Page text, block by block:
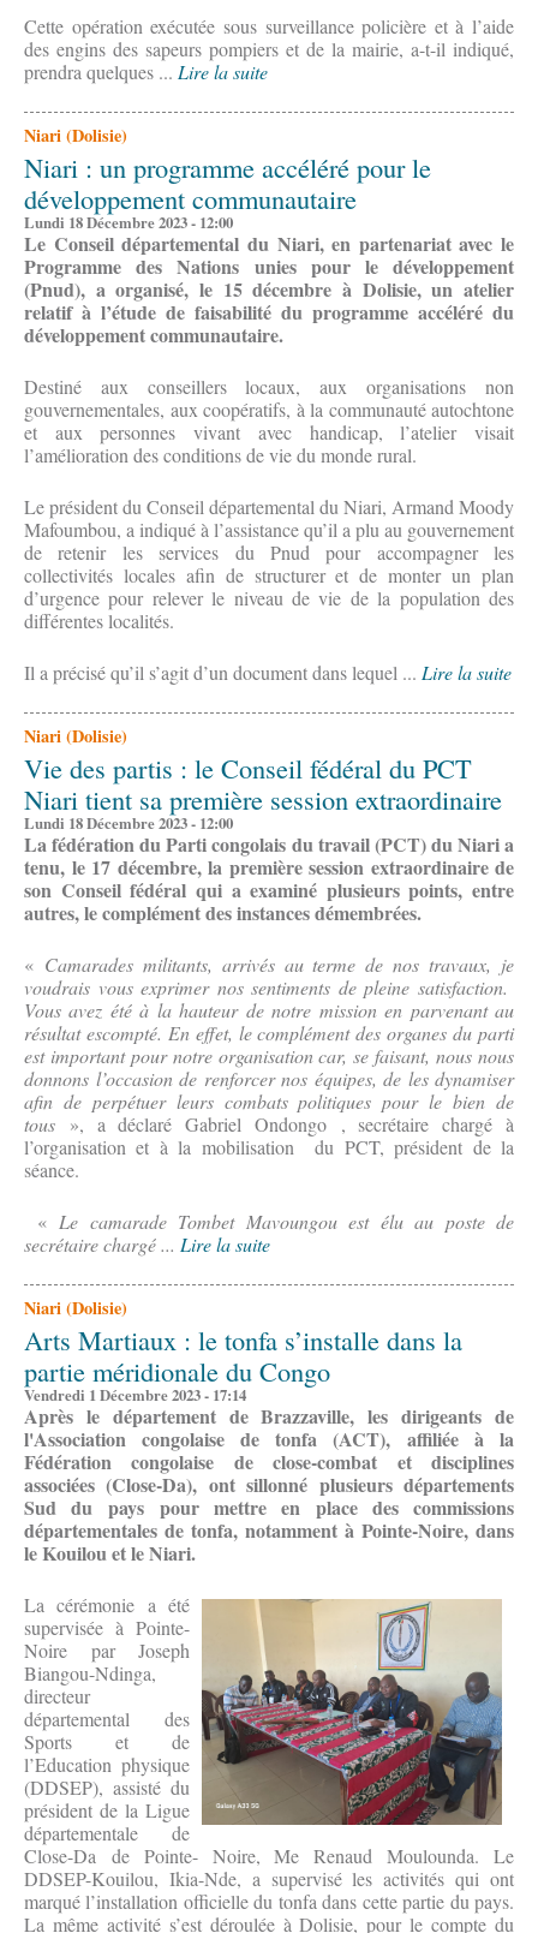
Cette opération exécutée sous surveillance policière et à l’aide
des engins des sapeurs pompiers et de la mairie, a-t-il indiqué,
prendra quelques ... Lire la suite
Niari (Dolisie)
Niari : un programme accéléré pour le
développement communautaire
Lundi 18 Décembre 2023 - 12:00
Le Conseil départemental du Niari, en partenariat avec le
Programme des Nations unies pour le développement
(Pnud), a organisé, le 15 décembre à Dolisie, un atelier
relatif à l’étude de faisabilité du programme accéléré du
développement communautaire.
Destiné aux conseillers locaux, aux organisations non
gouvernementales, aux coopératifs, à la communauté autochtone
et aux personnes vivant avec handicap, l’atelier visait
l’amélioration des conditions de vie du monde rural.
Le président du Conseil départemental du Niari, Armand Moody
Mafoumbou, a indiqué à l’assistance qu’il a plu au gouvernement
de retenir les services du Pnud pour accompagner les
collectivités locales afin de structurer et de monter un plan
d’urgence pour relever le niveau de vie de la population des
différentes localités.
Il a précisé qu’il s’agit d’un document dans lequel ... Lire la suite
Niari (Dolisie)
Vie des partis : le Conseil fédéral du PCT
Niari tient sa première session extraordinaire
Lundi 18 Décembre 2023 - 12:00
La fédération du Parti congolais du travail (PCT) du Niari a
tenu, le 17 décembre, la première session extraordinaire de
son Conseil fédéral qui a examiné plusieurs points, entre
autres, le complément des instances démembrées.
« Camarades militants, arrivés au terme de nos travaux, je
voudrais vous exprimer nos sentiments de pleine satisfaction.
Vous avez été à la hauteur de notre mission en parvenant au
résultat escompté. En effet, le complément des organes du parti
est important pour notre organisation car, se faisant, nous nous
donnons l’occasion de renforcer nos équipes, de les dynamiser
afin de perpétuer leurs combats politiques pour le bien de
tous », a déclaré Gabriel Ondongo , secrétaire chargé à
l’organisation et à la mobilisation du PCT, président de la
séance.
« Le camarade Tombet Mavoungou est élu au poste de
secrétaire chargé ... Lire la suite
Niari (Dolisie)
Arts Martiaux : le tonfa s’installe dans la
partie méridionale du Congo
Vendredi 1 Décembre 2023 - 17:14
Après le département de Brazzaville, les dirigeants de
l'Association congolaise de tonfa (ACT), affiliée à la
Fédération congolaise de close-combat et disciplines
associées (Close-Da), ont sillonné plusieurs départements
Sud du pays pour mettre en place des commissions
départementales de tonfa, notamment à Pointe-Noire, dans
le Kouilou et le Niari.
La cérémonie a été
supervisée à Pointe-
Noire par Joseph
Biangou-Ndinga,
directeur
départemental des
Sports et de
l’Education physique
(DDSEP), assisté du
président de la Ligue
départementale de
Close-Da
de Pointe- Noire, Me Renaud Moulounda. Le
DDSEP-Kouilou, Ikia-Nde, a supervisé les activités qui ont
marqué l’installation officielle du tonfa dans cette partie du pays.
La même activité s’est déroulée à Dolisie, pour le compte du